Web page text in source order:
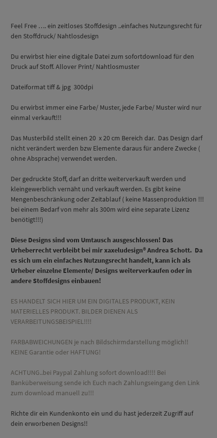
Feel Free …. ein zeitloses Stoffdesign ..einfaches Nutzungsrecht für
den Stoffdruck/ Nahtlosdesign
Du erwirbst hier eine digitale Datei zum sofortdownload für den
Druck auf Stoff. Allover Print/ Nahtlosmuster
Dateiformat tiff & jpg 300dpi
Du erwirbst immer eine Farbe/ Muster, jede Farbe/ Muster wird nur
einmal verkauft!!!
Das Musterbild stellt einen 20 x 20 cm Bereich dar. Das Design darf
nicht verändert werden bzw Elemente daraus für andere Zwecke (
ohne Absprache) verwendet werden.
Der gedruckte Stoff, darf an dritte weiterverkauft werden und
kleingewerblich vernäht und verkauft werden. Es gibt keine
Mengenbeschränkung oder Zeitablauf ( keine Massenproduktion !!!
bei einem Bedarf von mehr als 300m wird eine separate Lizenz
benötigt!!!)
Diese Designs sind vom Umtausch ausgeschlossen! Das
Urheberrecht verbleibt bei mir xaxeludesign® Andrea Schott. Da
es sich um ein einfaches Nutzungsrecht handelt, kann ich als
Urheber einzelne Elemente/ Designs weiterverkaufen oder in
andere Stoffdesigns einbauen!
ES HANDELT SICH HIER UM EIN DIGITALES PRODUKT, KEIN
MATERIELLES PRODUKT. BILDER DIENEN ALS
VERARBEITUNGSBEISPIEL!!!!
FARBABWEICHUNGEN je nach Bildschirmdarstellung möglich!!
KEINE Garantie oder HAFTUNG!
ACHTUNG..bei Paypal Zahlung sofort download!!!! Bei
Banküberweisung sende ich Euch nach Zahlungseingang den Link
zum download manuell zu!!!
Richte dir ein Kundenkonto ein und du hast jederzeit Zugriff auf
dein erworbenen Designs!!